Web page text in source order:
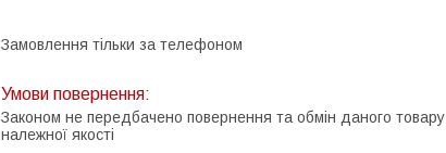
Замовлення тільки за телефоном
Законом не передбачено повернення та обмін даного товару
належної якості